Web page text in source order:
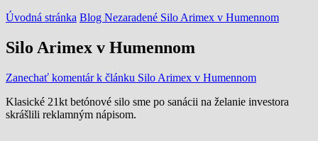
Úvodná stránka Blog Nezaradené Silo Arimex v Humennom
Silo Arimex v Humennom
Zanechať komentárk článku Silo Arimex v Humennom
Klasické 21kt betónové silo sme po sanácii na želanie investora
skrášlili reklamným nápisom.